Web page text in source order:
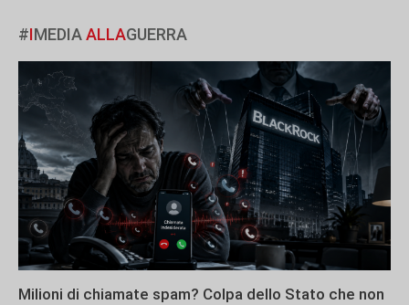
#IMEDIAALLAGUERRA
Milioni di chiamate spam? Colpa dello Stato che non